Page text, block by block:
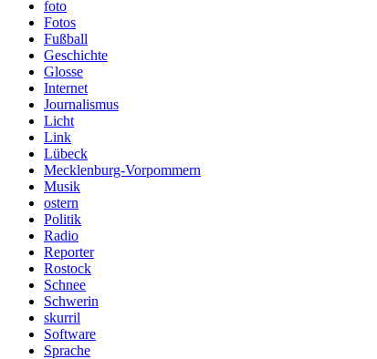
foto
Fotos
Fußball
Geschichte
Glosse
Internet
Journalismus
Licht
Link
Lübeck
Mecklenburg-Vorpommern
Musik
ostern
Politik
Radio
Reporter
Rostock
Schnee
Schwerin
skurril
Software
Sprache